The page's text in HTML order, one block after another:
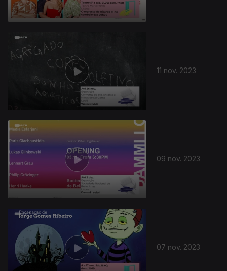
11 nov. 2023
09 nov. 2023
07 nov. 2023
726243